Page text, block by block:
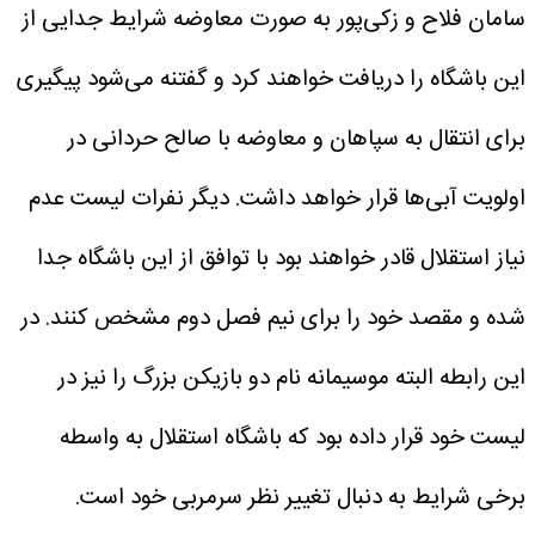
سامان فلاح و زکی‌پور به صورت معاوضه شرایط جدایی از
این باشگاه را دریافت خواهند کرد و گفتنه می‌شود پیگیری
برای انتقال به سپاهان و معاوضه با صالح حردانی در
اولویت آبی‌ها قرار خواهد داشت.دیگر نفرات لیست عدم
نیاز استقلال قادر خواهند بود با توافق از این باشگاه جدا
شده و مقصد خود را برای نیم فصل دوم مشخص کنند.در
این رابطه البته موسیمانه نام دو بازیکن بزرگ را نیز در
لیست خود قرار داده بود که باشگاه استقلال به واسطه
برخی شرایط به دنبال تغییر نظر سرمربی خود است.